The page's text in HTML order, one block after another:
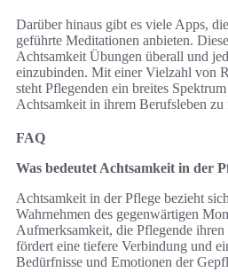
Darüber hinaus gibt es viele Apps,
geführte Meditationen anbieten.
Achtsamkeit Übungen überall und
einzubinden. Mit einer Vielzahl von
steht Pflegenden ein breites
Achtsamkeit in ihrem Berufsleben zu
FAQ
Was bedeutet Achtsamkeit in der
Achtsamkeit in der Pflege bezieht
Wahrnehmen des gegenwärtigen
Aufmerksamkeit, die Pflegende
fördert eine tiefere Verbindung und
Bedürfnisse und Emotionen der